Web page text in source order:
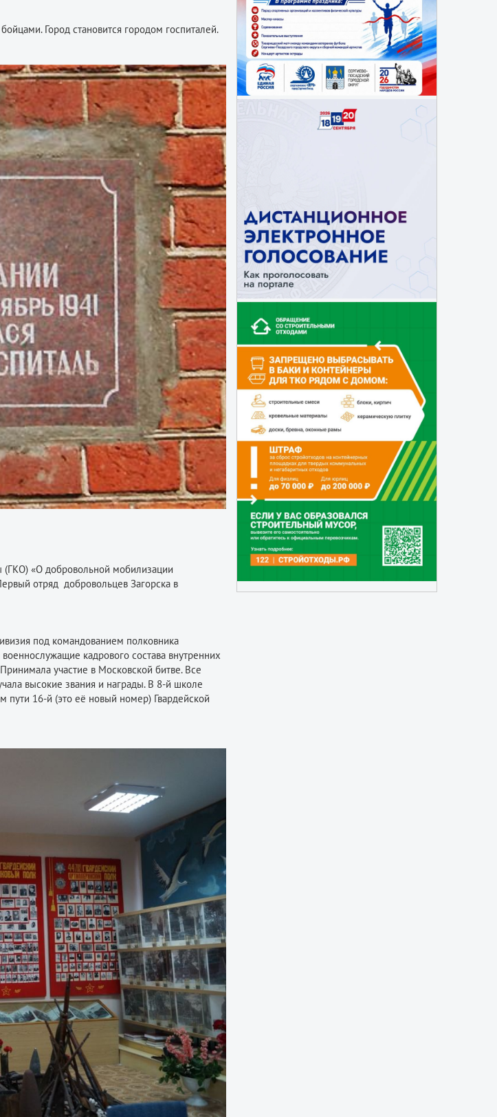
Город становится городом госпиталей.
(ГКО) «О добровольной мобилизации
отряд добровольцев Загорска в
под командованием полковника
кадрового состава внутренних
участие в Московской битве. Все
высокие звания и награды. В 8-й школе
пути 16-й (это её новый номер) Гвардейской